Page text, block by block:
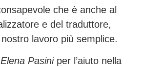
che è anche al
e del traduttore,
lavoro più semplice.
Elena Pasini per l’aiuto nella